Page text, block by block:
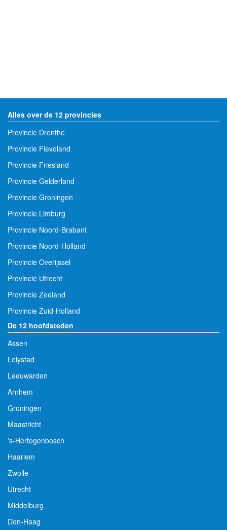
Alles over de 12 provincies
Provincie Drenthe
Provincie Flevoland
Provincie Friesland
Provincie Gelderland
Provincie Groningen
Provincie Limburg
Provincie Noord-Brabant
Provincie Noord-Holland
Provincie Overijssel
Provincie Utrecht
Provincie Zeeland
Provincie Zuid-Holland
De 12 hoofdsteden
Assen
Lelystad
Leeuwarden
Arnhem
Groningen
Maastricht
's-Hertogenbosch
Haarlem
Zwolle
Utrecht
Middelburg
Den-Haag